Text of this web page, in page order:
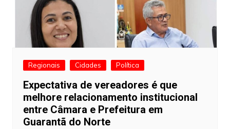
Regionais Cidades Política
Expectativa de vereadores é que
melhore relacionamento institucional
entre Câmara e Prefeitura em
Guarantã do Norte